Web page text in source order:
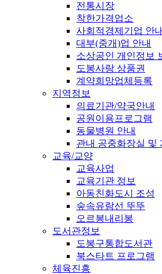
전통시장
착한가격업소
사회적경제기업 안내
대부(중개)업 안내
소상공인 개인정보
도봉사랑 상품권
계약희망업체등록
지역정보
의료기관/약국안내
공원이용프로그램
동물병원 안내
관내 공중화장실 및
교육/교양
교육사업
교육기관 정보
아동친화도시 조성
숲속유람선 뚜뚜
오르봉내리봉
도서관정보
도봉구통합도서관
북스타트 프로그램
체육진흥